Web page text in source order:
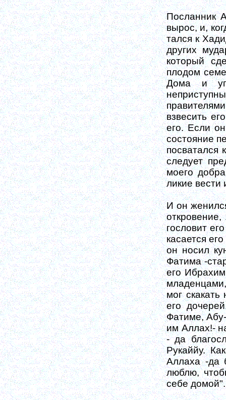
Посланник
вырос, и,
тался к
других
который
плодом
Дома и
взвесить
его. Если
состояние
посватался
следует
моего
ликие вести
И он
гословит
ка­сается
он носил
Фатима -
его
мог
его
Фатиме,
им Аллах!-
- да
Рукаййу.
Аллаха -да
люблю,
себе